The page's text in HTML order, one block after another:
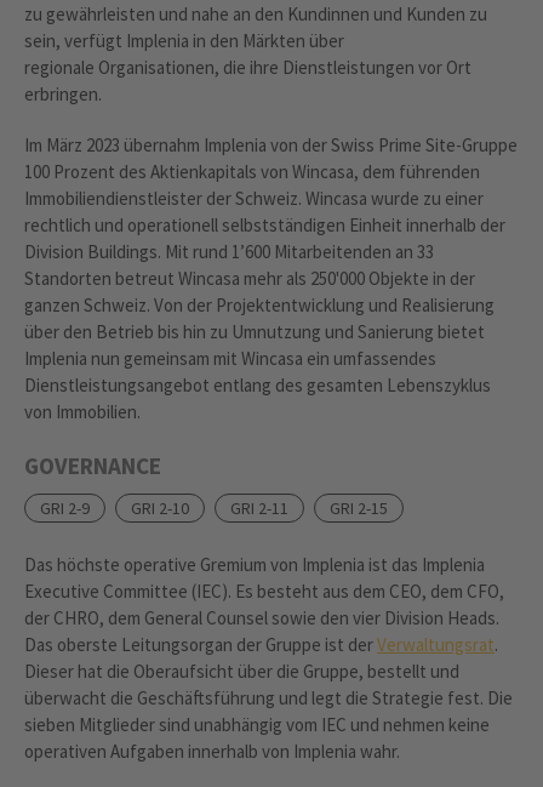
zu gewährleisten und nahe an den Kundinnen und Kunden zu
sein, verfügt Implenia in den Märkten über
regionale Organisationen, die ihre Dienstleistungen vor Ort
erbringen.
Im März 2023 übernahm Implenia von der Swiss Prime Site-Gruppe
100 Prozent des Aktienkapitals von Wincasa, dem führenden
Immobiliendienstleister der Schweiz. Wincasa wurde zu einer
rechtlich und operationell selbstständigen Einheit innerhalb der
Division Buildings. Mit rund 1’600 Mitarbeitenden an 33
Standorten betreut Wincasa mehr als 250'000 Objekte in der
ganzen Schweiz. Von der Projektentwicklung und Realisierung
über den Betrieb bis hin zu Umnutzung und Sanierung bietet
Implenia nun gemeinsam mit Wincasa ein umfassendes
Dienstleistungsangebot entlang des gesamten Lebenszyklus
von Immobilien.
GOVERNANCE
GRI 2-9 GRI 2-10 GRI 2-11 GRI 2-15
Das höchste operative Gremium von Implenia ist das Implenia
Executive Committee (IEC). Es besteht aus dem CEO, dem CFO,
der CHRO, dem General Counsel sowie den vier Division Heads.
Das oberste Leitungsorgan der Gruppe ist derVerwaltungsrat.
Dieser hat die Oberaufsicht über die Gruppe, bestellt und
überwacht die Geschäftsführung und legt die Strategie fest. Die
sieben Mitglieder sind unabhängig vom IEC und nehmen keine
operativen Aufgaben innerhalb von Implenia wahr.